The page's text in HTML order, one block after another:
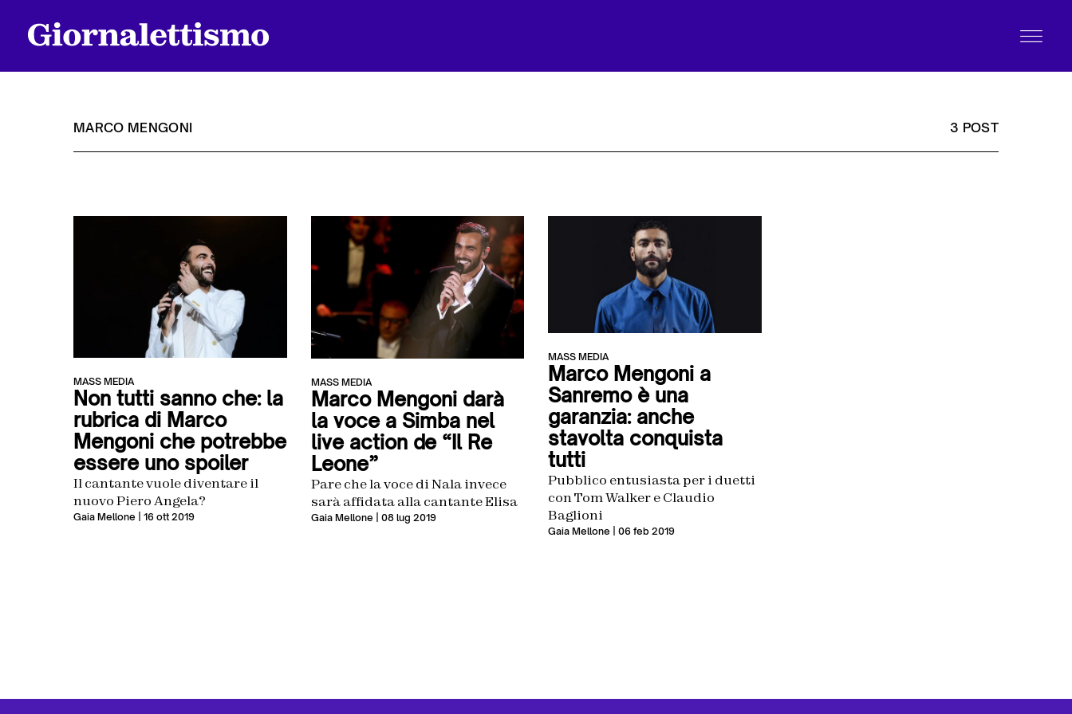
MARCO MENGONI 3 POST
MASS MEDIA
Non tutti sanno che: la
rubrica di Marco
Mengoni che potrebbe
essere uno spoiler
Il cantante vuole diventare il
nuovo Piero Angela?
Gaia Mellone | 16 ott 2019
MASS MEDIA
Marco Mengoni darà
la voce a Simba nel
live action de “Il Re
Leone”
Pare che la voce di Nala invece
sarà affidata alla cantante Elisa
Gaia Mellone | 08 lug 2019
MASS MEDIA
Marco Mengoni a
Sanremo è una
garanzia: anche
stavolta conquista
tutti
Pubblico entusiasta per i duetti
con Tom Walker e Claudio
Baglioni
Gaia Mellone | 06 feb 2019